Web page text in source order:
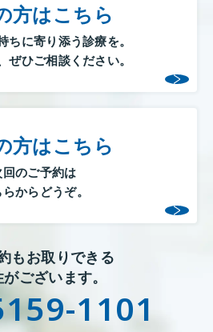
方はこちら
ちに寄り添う診療を。
ぜひご相談ください。
方はこちら
回のご予約は
からどうぞ。
もお取りできる
ございます。
1101